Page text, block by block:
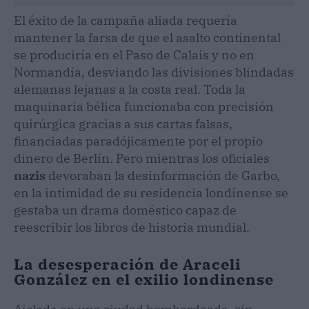
El éxito de la campaña aliada requería
mantener la farsa de que el asalto continental
se produciría en el Paso de Calais y no en
Normandía, desviando las divisiones blindadas
alemanas lejanas a la costa real. Toda la
maquinaria bélica funcionaba con precisión
quirúrgica gracias a sus cartas falsas,
financiadas paradójicamente por el propio
dinero de Berlín. Pero mientras los oficiales
nazis devoraban la desinformación de Garbo,
en la intimidad de su residencia londinense se
gestaba un drama doméstico capaz de
reescribir los libros de historia mundial.
La desesperación de Araceli
González en el exilio londinense